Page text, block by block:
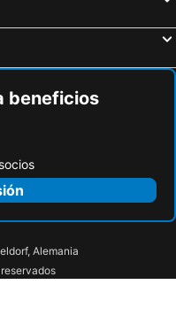
aan Zee, bed and breakfasts
beneficios
Alemania